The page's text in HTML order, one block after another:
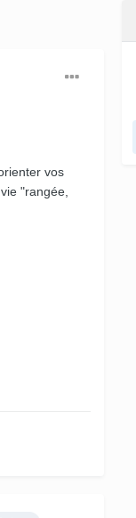
vos
"rangée,